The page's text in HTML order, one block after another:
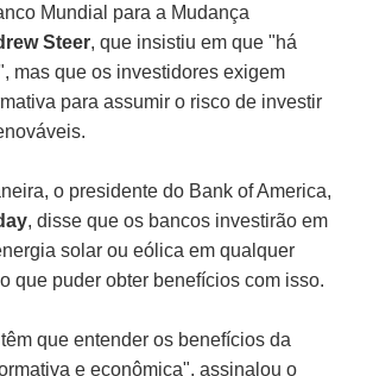
Mundial para a Mudança
Steer, que insistiu em que "há
mas que os investidores exigem
para assumir o risco de investir
o presidente do Bank of America,
, disse que os bancos investirão em
solar ou eólica em qualquer
que puder obter benefícios com isso.
que entender os benefícios da
e econômica", assinalou o